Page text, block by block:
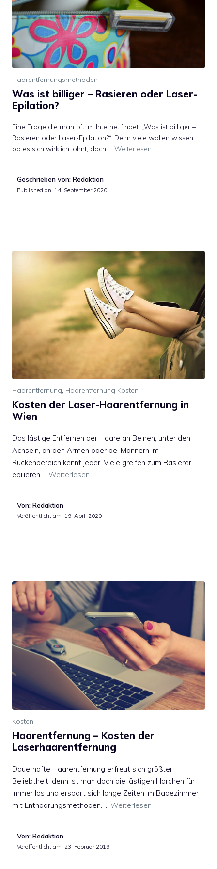
Haarentfernungsmethoden
Was ist billiger – Rasieren oder Laser-
Epilation?
Eine Frage die man oft im Internet findet: „Was ist billiger –
Rasieren oder Laser-Epilation?“. Denn viele wollen wissen,
ob es sich wirklich lohnt, doch … Weiterlesen
Geschrieben von: Redaktion
Published on: 14. September 2020
Haarentfernung, Haarentfernung Kosten
Kosten der Laser-Haarentfernung in
Wien
Das lästige Entfernen der Haare an Beinen, unter den
Achseln, an den Armen oder bei Männern im
Rückenbereich kennt jeder. Viele greifen zum Rasierer,
epilieren … Weiterlesen
Von: Redaktion
Veröffentlicht am: 19. April 2020
Kosten
Haarentfernung – Kosten der
Laserhaarentfernung
Dauerhafte Haarentfernung erfreut sich größter
Beliebtheit, denn ist man doch die lästigen Härchen für
immer los und erspart sich lange Zeiten im Badezimmer
mit Enthaarungsmethoden. … Weiterlesen
Von: Redaktion
Veröffentlicht am: 23. Februar 2019